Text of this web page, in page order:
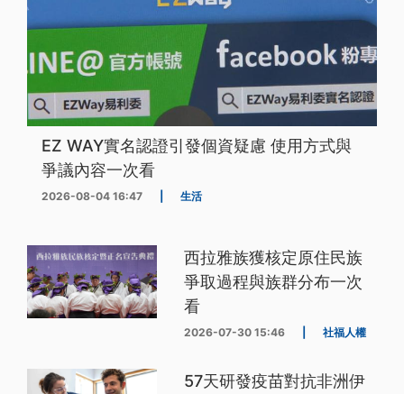
EZ WAY實名認證引發個資疑慮 使用方式與
爭議內容一次看
2026-08-04 16:47 生活
西拉雅族獲核定原住民族
爭取過程與族群分布一次
看
2026-07-30 15:46 社福人權
57天研發疫苗對抗非洲伊